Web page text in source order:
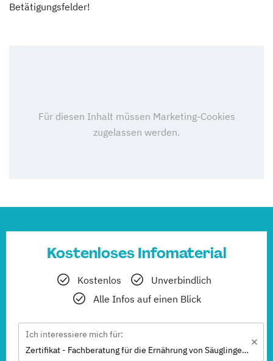
Betätigungsfelder!
Kostenloses Infomaterial
Kostenlos
Unverbindlich
Alle Infos auf einen Blick
Ich interessiere mich für:
Zertifikat - Fachberatung für die Ernährung von Säuglingen, Kindern und Jugendlichen